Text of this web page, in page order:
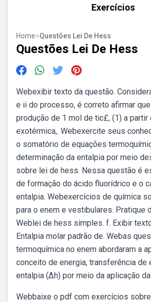
Exercícios
Home>Questões Lei De Hess
Questões Lei De Hess
Webexibir texto da questão.
e ii do processo, é correto afirmar
produção de 1 mol de tic£, (1) a partir
exotérmica,. Webexercite seus
o somatório de equações
determinação da entalpia por meio
sobre lei de hess. Nessa questão é
de formação do ácido fluorídrico e o
entalpia. Webexercícios de química
para o enem e vestibulares. Pratique
Weblei de hess simples. f. Exibir
Entalpia molar padrão de. Webas
termoquímica no enem abordaram a
conceito de energia, transferência de
entalpia (∆h) por meio da aplicação
Webbaixe o pdf com exercícios